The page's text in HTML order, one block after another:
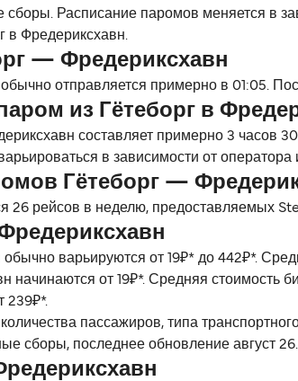
Расписание паромов меняется в
в Фредериксхавн.
— Фредериксхавн
отправляется примерно в 01:05.
из Гётеборг в
составляет примерно 3 часов
в зависимости от оператора
Гётеборг —
26 рейсов в неделю, предоставляемых
варьируются от 19₽* до 442₽*.
начинаются от 19₽*. Средняя стоимость
239₽*.
пассажиров, типа
сборы, последнее обновление август 26.